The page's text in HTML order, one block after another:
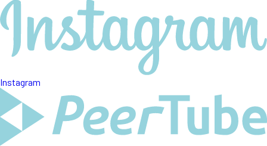
Instagram